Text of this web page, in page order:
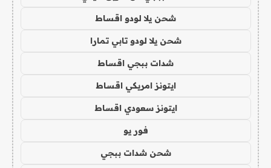
شحن يلا لودو اقساط
شحن يلا لودو تابي تمارا
شدات ببجي اقساط
ايتونز امريكي اقساط
ايتونز سعودي اقساط
فور يو
شحن شدات ببجي